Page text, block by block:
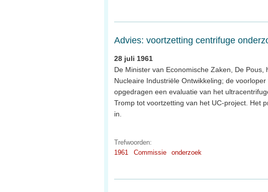
Advies: voortzetting centrifuge
28 juli 1961
De Minister van Economische Zaken, De
Nucleaire Industriële Ontwikkeling; de
opgedragen een evaluatie van het
Tromp tot voortzetting van het UC-project. Het
in.
Trefwoorden:
1961
Commissie onderzoek